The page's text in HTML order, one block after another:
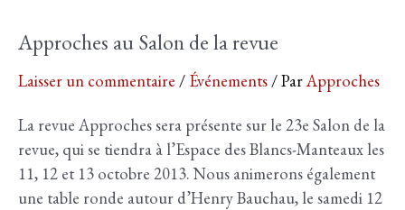
Approches au Salon de la revue
Laisser un commentaire / Événements/ ParApproches
La revue Approches sera présente sur le 23e Salon de la
revue, qui se tiendra à l’Espace des Blancs-Manteaux les
11, 12 et 13 octobre 2013. Nous animerons également
une table ronde autour d’Henry Bauchau, le samedi 12